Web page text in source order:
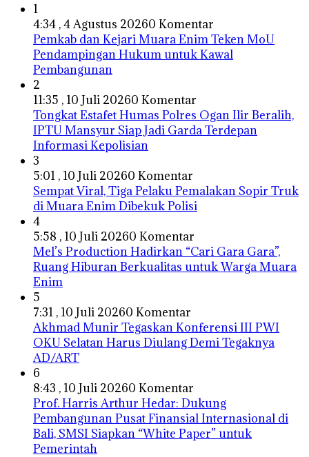
1
4:34 , 4 Agustus 20260 Komentar
Pemkab dan Kejari Muara Enim Teken MoU
Pendampingan Hukum untuk Kawal
Pembangunan
2
11:35 , 10 Juli 20260 Komentar
Tongkat Estafet Humas Polres Ogan Ilir Beralih,
IPTU Mansyur Siap Jadi Garda Terdepan
Informasi Kepolisian
3
5:01 , 10 Juli 20260 Komentar
Sempat Viral, Tiga Pelaku Pemalakan Sopir Truk
di Muara Enim Dibekuk Polisi
4
5:58 , 10 Juli 20260 Komentar
Mel’s Production Hadirkan “Cari Gara Gara”,
Ruang Hiburan Berkualitas untuk Warga Muara
Enim
5
7:31 , 10 Juli 20260 Komentar
Akhmad Munir Tegaskan Konferensi III PWI
OKU Selatan Harus Diulang Demi Tegaknya
AD/ART
6
8:43 , 10 Juli 20260 Komentar
Prof. Harris Arthur Hedar: Dukung
Pembangunan Pusat Finansial Internasional di
Bali, SMSI Siapkan “White Paper” untuk
Pemerintah